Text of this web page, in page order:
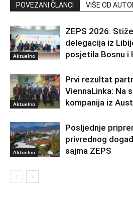
POVEZANI ČLANCI VIŠE OD
Aktuelno
ZEPS 2026:
delegacija iz
posjetila Bosnu i
Aktuelno
Prvi rezultat
ViennaLinka: Na
kompanija iz
Aktuelno
Posljednje
privrednog
sajma ZEPS